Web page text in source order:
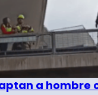
a hombre